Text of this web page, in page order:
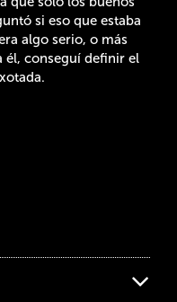
si eso que estaba
algo serio, o más
él, conseguí definir el